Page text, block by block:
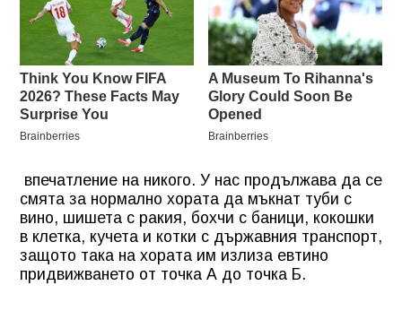
впечатление на никого. У нас продължава да се
смята за нормално хората да мъкнат туби с
вино, шишета с ракия, бохчи с баници, кокошки
в клетка, кучета и котки с държавния транспорт,
защото така на хората им излиза евтино
придвижването от точка А до точка Б.